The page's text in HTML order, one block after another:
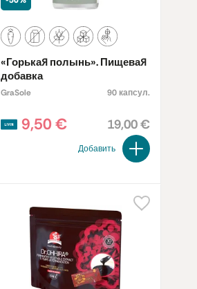
«Горькая полынь». Пищевая
добавка
GraSole 90 капсул.
9,50 € 19,00 €
Добавить